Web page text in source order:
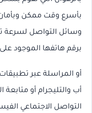
بأسرع وقت ممكن وبأمان
وسائل التواصل لسرعة
برقم هاتفها الموجود
أو المراسلة عبر
أب والتليجرام أو
التواصل الاجتماعي